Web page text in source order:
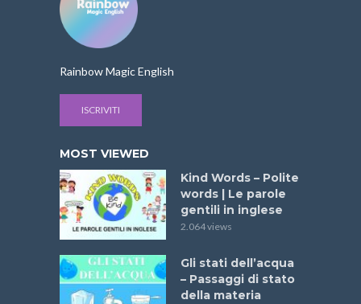
Rainbow Magic English
ISCRIVITI
MOST VIEWED
Kind Words – Polite
words | Le parole
gentili in inglese
2.064 views
Gli stati dell’acqua
– Passaggi di stato
della materia